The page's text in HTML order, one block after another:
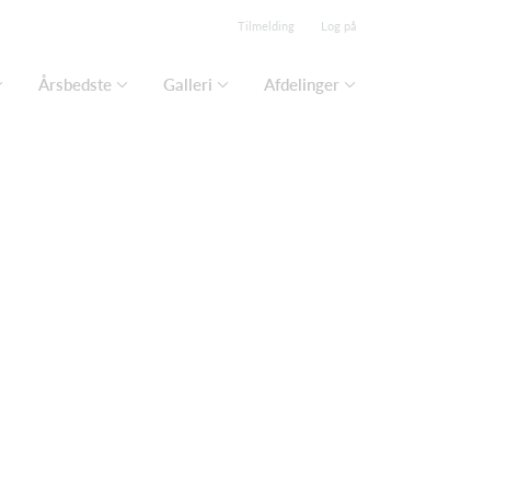
Tilmelding Log på
Årsbedste Galleri Afdelinger